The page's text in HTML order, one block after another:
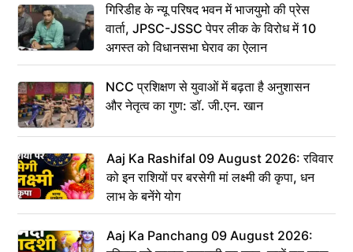
गिरिडीह के न्यू परिषद भवन में भाजयुमो की प्रेस
वार्ता, JPSC-JSSC पेपर लीक के विरोध में 10
अगस्त को विधानसभा घेराव का ऐलान
NCC प्रशिक्षण से युवाओं में बढ़ता है अनुशासन
और नेतृत्व का गुण: डॉ. जी.एन. खान
Aaj Ka Rashifal 09 August 2026: रविवार
को इन राशियों पर बरसेगी मां लक्ष्मी की कृपा, धन
लाभ के बनेंगे योग
Aaj Ka Panchang 09 August 2026: